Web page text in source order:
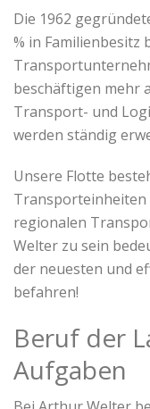
Die 1962
% in Familienbesitz
beschäftigen mehr
Transport- und
werden ständig
Unsere Flotte
regionalen
Welter zu sein
der neuesten und
befahren!
Beruf der
Aufgaben